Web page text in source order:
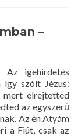
–
Az igehirdetés
szólt Jézus:
mert elrejtetted
az egyszerű
Az én Atyám
a Fiút, csak az